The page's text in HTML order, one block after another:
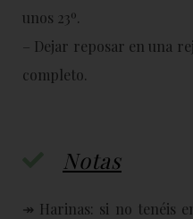
unos 23º.
– Dejar reposar en una
completo.
Notas
↠ Harinas: si no tenéis